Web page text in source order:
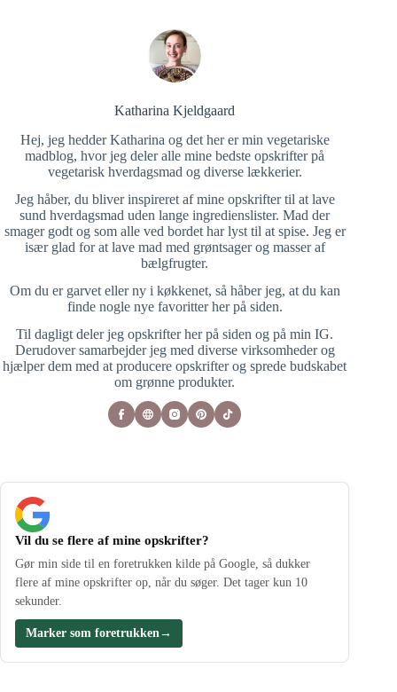
Katharina Kjeldgaard
Hej, jeg hedder Katharina og det her er min vegetariske
madblog, hvor jeg deler alle mine bedste opskrifter på
vegetarisk hverdagsmad og diverse lækkerier.
Jeg håber, du bliver inspireret af mine opskrifter til at lave
sund hverdagsmad uden lange ingredienslister. Mad der
smager godt og som alle ved bordet har lyst til at spise. Jeg er
især glad for at lave mad med grøntsager og masser af
bælgfrugter.
Om du er garvet eller ny i køkkenet, så håber jeg, at du kan
finde nogle nye favoritter her på siden.
Til dagligt deler jeg opskrifter her på siden og på min IG.
Derudover samarbejder jeg med diverse virksomheder og
hjælper dem med at producere opskrifter og sprede budskabet
om grønne produkter.
Vil du se flere af mine opskrifter?
Gør min side til en foretrukken kilde på Google, så dukker
flere af mine opskrifter op, når du søger. Det tager kun 10
sekunder.
Marker som foretrukken→